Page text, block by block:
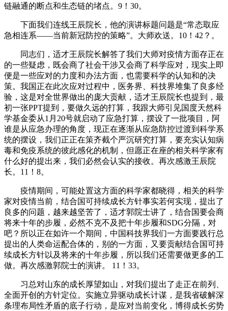
链融通的断点和生态链的堵点。9！30。
下面我们连线王辰院长，他的演讲标题问题是“常态取应
急相连系——当前新冠防控的策略”。大师欢送。10！42？。
同志们，适才王辰院长解答了我们大师对疫情方面存正在
的一些疑虑，既会商了社会干涉又会商了科学应对，现实上即
便是一些应对的力度和办法方面，也需要科学的认知和的决
策。我国正在此次应对过程中，医务界、科技界堆集了良多经
验，这是对全世界做出的庞大贡献，适才王辰院长也提到，最
初一张PPT提到，要做久远的打算，我跟大师引见国度天然科
学基金委从1月20号就启动了应急打算，摆设了一批项目，阿
谁是从应急办理的角度，现正在逐渐从应急防控过渡到科学系
统的摆设，我们正正在策齐截个严沉研究打算，要充实认知病
毒和免疫系统的彼此感化的机制，但愿正在座的相关科学家有
什么好的提出来，我们必然会认实的接收。再次感激王辰院
长。11！8。
疫情期间，可能处置这方面的科学家都晓得，相关的科学
家对疫情当前，结合国可持续成长方针事实若何实现，提出了
良多的问题，越来越坚苦了，适才郭院士讲了，结合国要会商
将来十年的步履，必然不克不及把十年步履和SDG分隔，对
吧？所以正在如许一个期间，中国科技界我们一方面要践行总
提出的人类命运配合体的，别的一方面，又要贡献结合国可持
续成长方针以及将来的十年步履，所以我们还需要做更多的工
做。再次感激郭院士的演讲。 11！33。
习总对山东的成长厚望如山，对我们提出了走正在前列、
全面开创的方针定位。实施立异驱动成长计谋，是我省破解深
条理布局性矛盾的底子行动，是应对当前变化，博得成长劣势